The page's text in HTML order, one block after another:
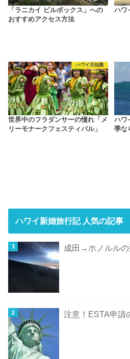
「ラニカイ ピルボックス」への
おすすめアクセス方法
ハワ
ハワイ豆知識
世界中のフラダンサーの憧れ「メ
リーモナークフェスティバル」
ハワ
季な
ハワイ新婚旅行記 人気の記事
成田→ホノルル
注意！ESTA申請